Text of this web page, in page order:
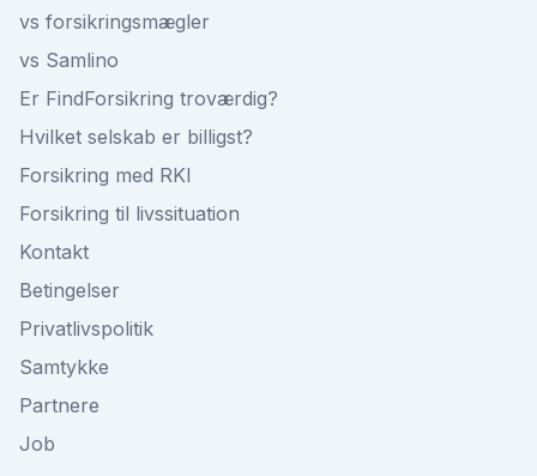
vs forsikringsmægler
vs Samlino
Er FindForsikring troværdig?
Hvilket selskab er billigst?
Forsikring med RKI
Forsikring til livssituation
Kontakt
Betingelser
Privatlivspolitik
Samtykke
Partnere
Job